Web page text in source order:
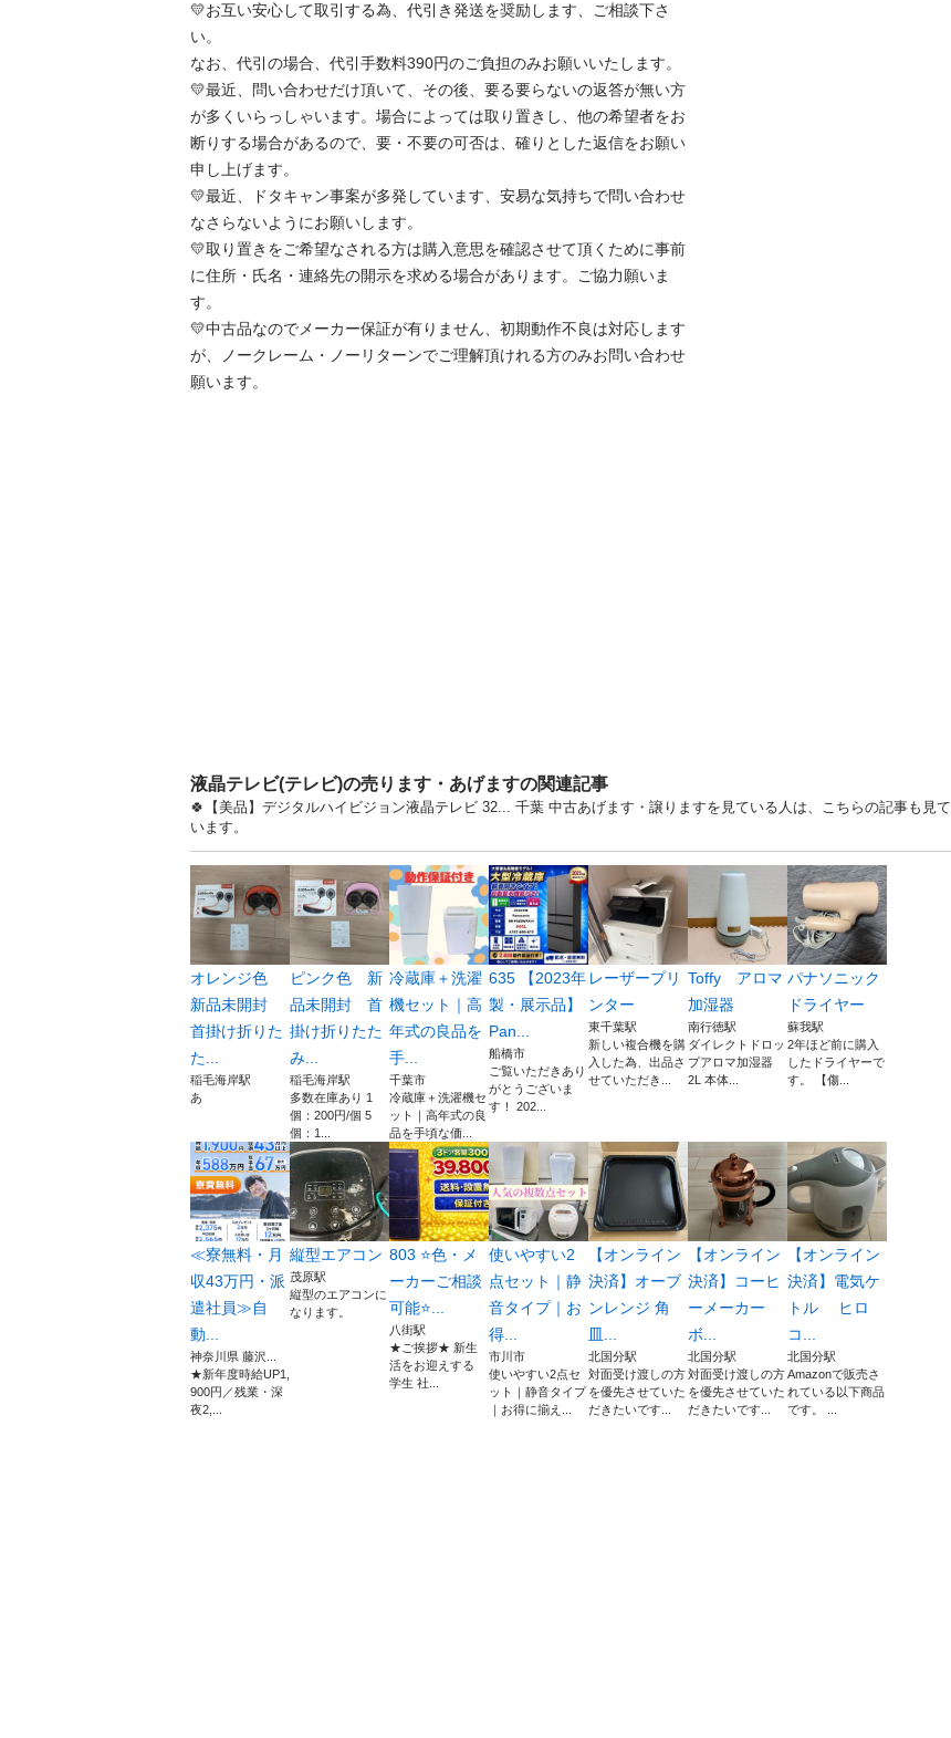
💛お互い安心して取引する為、代引き発送を奨励します、ご相談下さ
い。
なお、代引の場合、代引手数料390円のご負担のみお願いいたします。
💛最近、問い合わせだけ頂いて、その後、要る要らないの返答が無い方
が多くいらっしゃいます。場合によっては取り置きし、他の希望者をお
断りする場合があるので、要・不要の可否は、確りとした返信をお願い
申し上げます。
💛最近、ドタキャン事案が多発しています、安易な気持ちで問い合わせ
なさらないようにお願いします。
💛取り置きをご希望なされる方は購入意思を確認させて頂くために事前
に住所・氏名・連絡先の開示を求める場合があります。ご協力願いま
す。
💛中古品なのでメーカー保証が有りません、初期動作不良は対応します
が、ノークレーム・ノーリターンでご理解頂けれる方のみお問い合わせ
願います。
液晶テレビ(テレビ)の売ります・あげますの関連記事
🍀【美品】デジタルハイビジョン液晶テレビ 32... 千葉 中古あげます・譲りますを見ている人は、こちらの記事も見て
います。
オレンジ色
新品未開封
首掛け折りた
た...
稲毛海岸駅
あ
ピンク色 新
品未開封 首
掛け折りたた
み...
稲毛海岸駅
多数在庫あり 1
個：200円/個 5
個：1...
冷蔵庫＋洗濯
機セット｜高
年式の良品を
手...
千葉市
冷蔵庫＋洗濯機セ
ット｜高年式の良
品を手頃な価...
635 【2023年
製・展示品】
Pan...
船橋市
ご覧いただきあり
がとうございま
す！ 202...
レーザープリ
ンター
東千葉駅
新しい複合機を購
入した為、出品さ
せていただき...
Toffy アロマ
加湿器
南行徳駅
ダイレクトドロッ
プアロマ加湿器
2L 本体...
パナソニック
ドライヤー
蘇我駅
2年ほど前に購入
したドライヤーで
す。 【傷...
≪寮無料・月
収43万円・派
遣社員≫自
動...
神奈川県 藤沢...
★新年度時給UP1,
900円／残業・深
夜2,...
縦型エアコン
茂原駅
縦型のエアコンに
なります。
803 ⭐️色・メ
ーカーご相談
可能⭐️...
八街駅
★ご挨拶★ 新生
活をお迎えする
学生 社...
使いやすい2
点セット｜静
音タイプ｜お
得...
市川市
使いやすい2点セ
ット｜静音タイプ
｜お得に揃え...
【オンライン
決済】オーブ
ンレンジ 角
皿...
北国分駅
対面受け渡しの方
を優先させていた
だきたいです...
【オンライン
決済】コーヒ
ーメーカー
ボ...
北国分駅
対面受け渡しの方
を優先させていた
だきたいです...
【オンライン
決済】電気ケ
トル ヒロ
コ...
北国分駅
Amazonで販売さ
れている以下商品
です。 ...